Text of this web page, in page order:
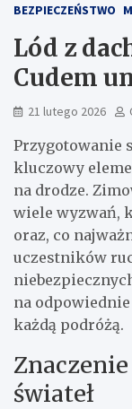
BEZPIECZEŃSTWO
Lód z
Cudem
21 lutego 2026
Przygotowanie
kluczowy
na drodze.
wiele wyzwań,
oraz, co
uczestników
na
każdą podróżą.
świateł